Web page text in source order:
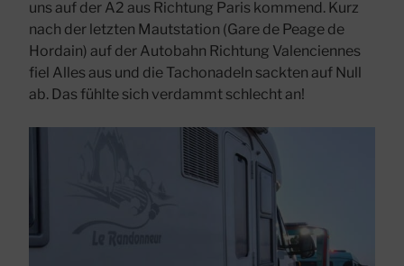
uns auf der A2 aus Richtung Paris kommend. Kurz
nach der letzten Mautstation (Gare de Peage de
Hordain) auf der Autobahn Richtung Valenciennes
fiel Alles aus und die Tachonadeln sackten auf Null
ab. Das fühlte sich verdammt schlecht an!